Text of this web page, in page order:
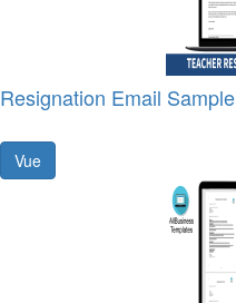
Resignation Email Sample
Vue